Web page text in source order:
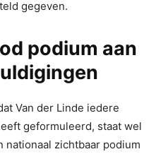
gegeven.
podium aan
Van der Linde iedere
geformuleerd, staat wel
nationaal zichtbaar podium